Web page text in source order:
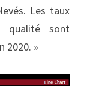
Les taux
qualité sont
2020. »